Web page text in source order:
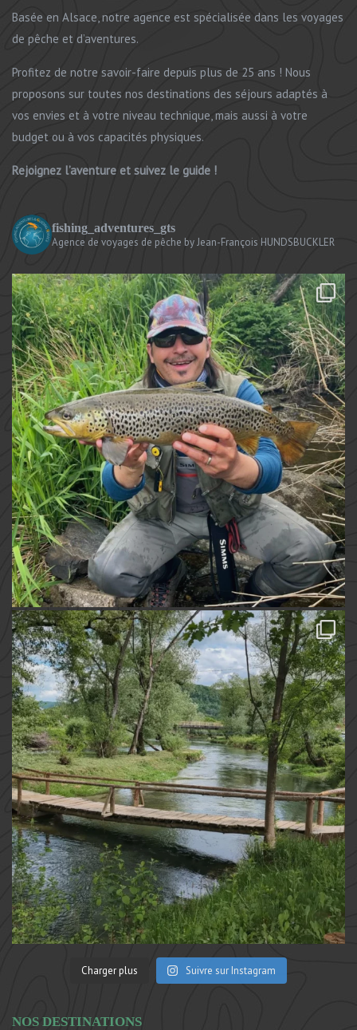
Basée en Alsace, notre agence est spécialisée dans les voyages
de pêche et d’aventures.
Profitez de notre savoir-faire depuis plus de 25 ans ! Nous
proposons sur toutes nos destinations des séjours adaptés à
vos envies et à votre niveau technique, mais aussi à votre
budget ou à vos capacités physiques.
Rejoignez l’aventure et suivez le guide !
fishing_adventures_gts
Agence de voyages de pêche by Jean-François HUNDSBUCKLER
Charger plus Suivre sur Instagram
NOS DESTINATIONS